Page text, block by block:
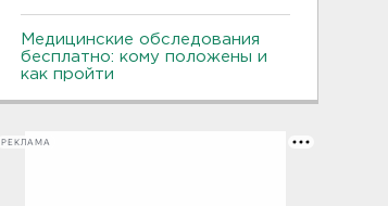
Медицинские обследования
бесплатно: кому положены и
как пройти
РЕКЛАМА